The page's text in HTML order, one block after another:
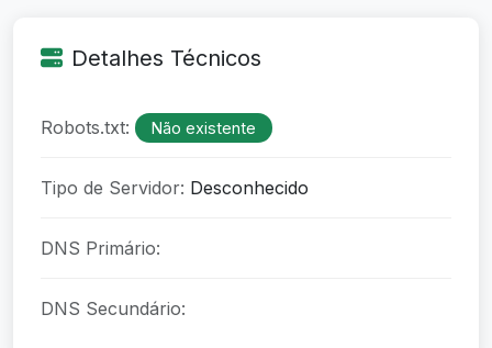
Detalhes Técnicos
Robots.txt: Não existente
Tipo de Servidor: Desconhecido
DNS Primário:
DNS Secundário: